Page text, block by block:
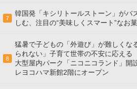
7
韓国発「キシリトールストーン」がバ
しむ、注目の“美味しくスマート”なお
8
猛暑で子どもの「外遊び」が難しくな
られない」子育て世帯の不安に応え
大型屋内パーク「ニコニコランド」
レヨコハマ新館2階にオープン